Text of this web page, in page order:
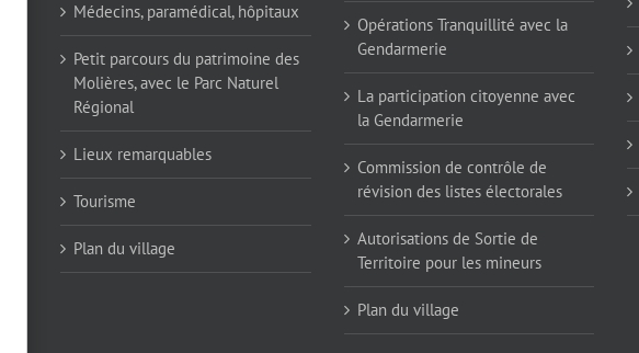
Médecins, paramédical, hôpitaux
Petit parcours du patrimoine des
Molières, avec le Parc Naturel
Régional
Lieux remarquables
Tourisme
Plan du village
Opérations Tranquillité avec la
Gendarmerie
La participation citoyenne avec
la Gendarmerie
Commission de contrôle de
révision des listes électorales
Autorisations de Sortie de
Territoire pour les mineurs
Plan du village